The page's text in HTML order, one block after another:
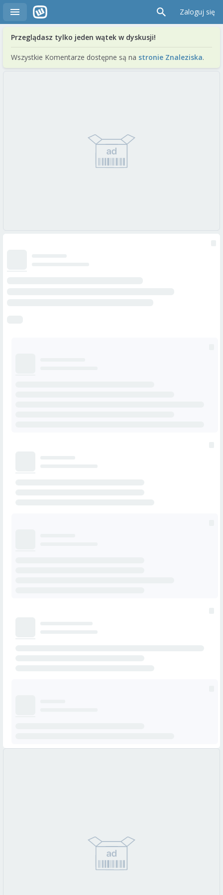
Zaloguj się
Przeglądasz tylko jeden wątek w dyskusji!
Wszystkie Komentarze dostępne są na stronie Znaleziska.